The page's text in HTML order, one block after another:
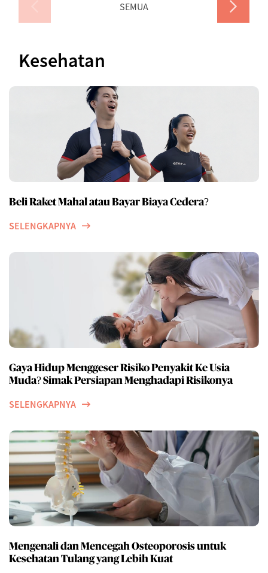
SEMUA
Kesehatan
Beli Raket Mahal atau Bayar Biaya Cedera?
SELENGKAPNYA
Gaya Hidup Menggeser Risiko Penyakit Ke Usia
Muda? Simak Persiapan Menghadapi Risikonya
SELENGKAPNYA
Mengenali dan Mencegah Osteoporosis untuk
Kesehatan Tulang yang Lebih Kuat